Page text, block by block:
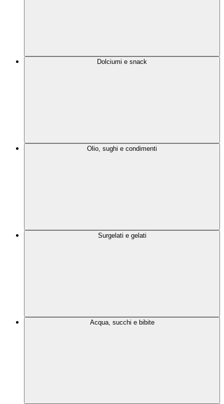
Dolciumi e snack
Olio, sughi e condimenti
Surgelati e gelati
Acqua, succhi e bibite